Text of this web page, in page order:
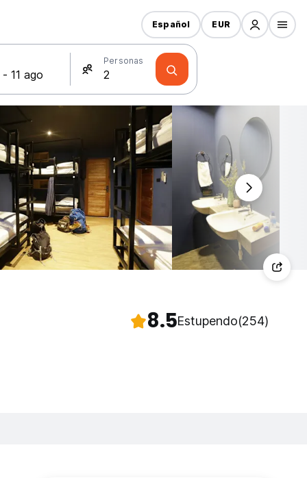
Personas
Español EUR
8.5Estupendo(254)